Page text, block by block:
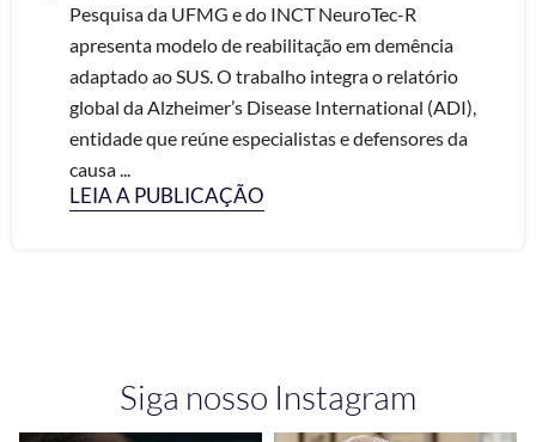
Pesquisa da UFMG e do INCT NeuroTec-R
apresenta modelo de reabilitação em demência
adaptado ao SUS. O trabalho integra o relatório
global da Alzheimer’s Disease International (ADI),
entidade que reúne especialistas e defensores da
causa ...
LEIA A PUBLICAÇÃO
Siga nosso Instagram